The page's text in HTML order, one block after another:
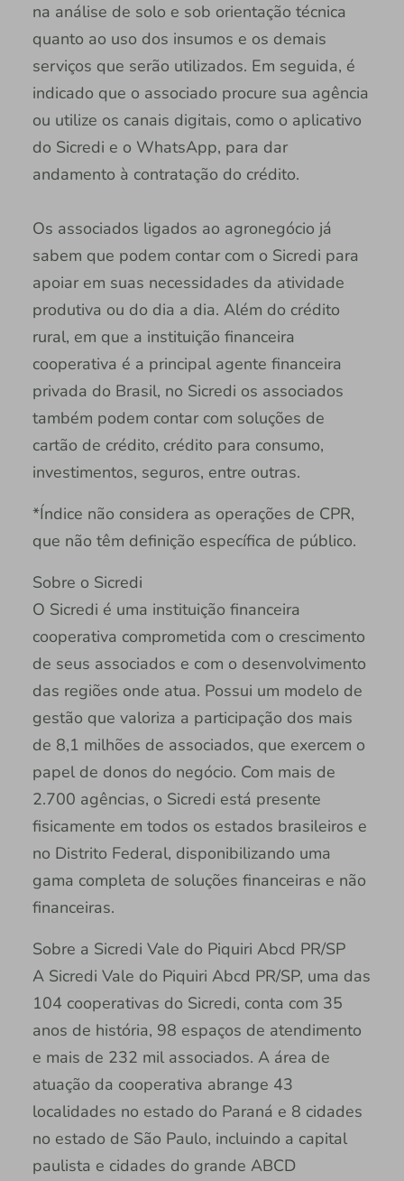
na análise de solo e sob orientação técnica
quanto ao uso dos insumos e os demais
serviços que serão utilizados. Em seguida, é
indicado que o associado procure sua agência
ou utilize os canais digitais, como o aplicativo
do Sicredi e o WhatsApp, para dar
andamento à contratação do crédito.
Os associados ligados ao agronegócio já
sabem que podem contar com o Sicredi para
apoiar em suas necessidades da atividade
produtiva ou do dia a dia. Além do crédito
rural, em que a instituição financeira
cooperativa é a principal agente financeira
privada do Brasil, no Sicredi os associados
também podem contar com soluções de
cartão de crédito, crédito para consumo,
investimentos, seguros, entre outras.
*Índice não considera as operações de CPR,
que não têm definição específica de público.
Sobre o Sicredi
O Sicredi é uma instituição financeira
cooperativa comprometida com o crescimento
de seus associados e com o desenvolvimento
das regiões onde atua. Possui um modelo de
gestão que valoriza a participação dos mais
de 8,1 milhões de associados, que exercem o
papel de donos do negócio. Com mais de
2.700 agências, o Sicredi está presente
fisicamente em todos os estados brasileiros e
no Distrito Federal, disponibilizando uma
gama completa de soluções financeiras e não
financeiras.
Sobre a Sicredi Vale do Piquiri Abcd PR/SP
A Sicredi Vale do Piquiri Abcd PR/SP, uma das
104 cooperativas do Sicredi, conta com 35
anos de história, 98 espaços de atendimento
e mais de 232 mil associados. A área de
atuação da cooperativa abrange 43
localidades no estado do Paraná e 8 cidades
no estado de São Paulo, incluindo a capital
paulista e cidades do grande ABCD